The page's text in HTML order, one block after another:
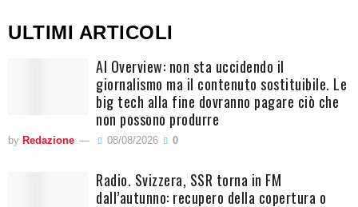
ULTIMI ARTICOLI
AI Overview: non sta uccidendo il
giornalismo ma il contenuto sostituibile. Le
big tech alla fine dovranno pagare ciò che
non possono produrre
by Redazione 08/08/2026 0
Radio. Svizzera, SSR torna in FM
dall’autunno: recupero della copertura o